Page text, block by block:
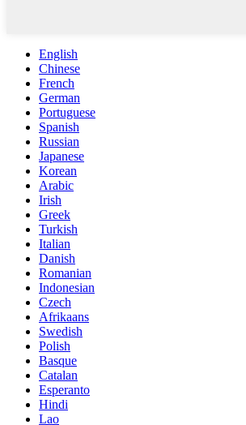
English
Chinese
French
German
Portuguese
Spanish
Russian
Japanese
Korean
Arabic
Irish
Greek
Turkish
Italian
Danish
Romanian
Indonesian
Czech
Afrikaans
Swedish
Polish
Basque
Catalan
Esperanto
Hindi
Lao